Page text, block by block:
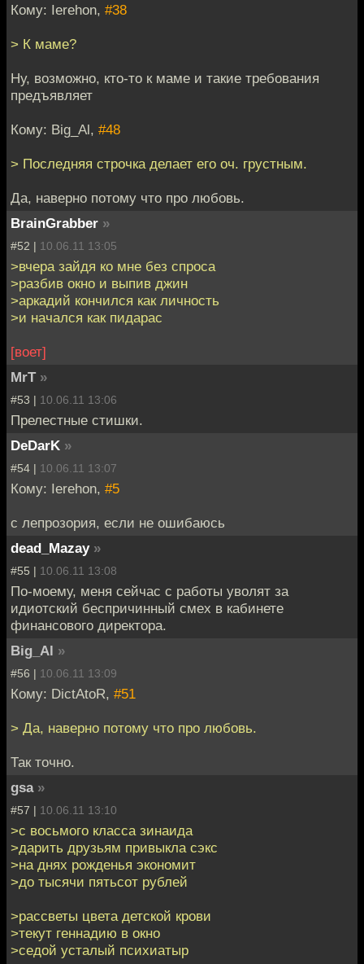
Кому: Ierehon, #38
> К маме?
Ну, возможно, кто-то к маме и такие требования
предъявляет
Кому: Big_Al, #48
> Последняя строчка делает его оч. грустным.
Да, наверно потому что про любовь.
BrainGrabber »
#52 | 10.06.11 13:05
>вчера зайдя ко мне без спроса
>разбив окно и выпив джин
>аркадий кончился как личность
>и начался как пидарас
[воет]
MrT »
#53 | 10.06.11 13:06
Прелестные стишки.
DeDarK »
#54 | 10.06.11 13:07
Кому: Ierehon, #5
с лепрозория, если не ошибаюсь
dead_Mazay »
#55 | 10.06.11 13:08
По-моему, меня сейчас с работы уволят за
идиотский беспричинный смех в кабинете
финансового директора.
Big_Al »
#56 | 10.06.11 13:09
Кому: DictAtoR, #51
> Да, наверно потому что про любовь.
Так точно.
gsa »
#57 | 10.06.11 13:10
>с восьмого класса зинаида
>дарить друзьям привыкла сэкс
>на днях рожденья экономит
>до тысячи пятьсот рублей
>рассветы цвета детской крови
>текут геннадию в окно
>седой усталый психиатыр